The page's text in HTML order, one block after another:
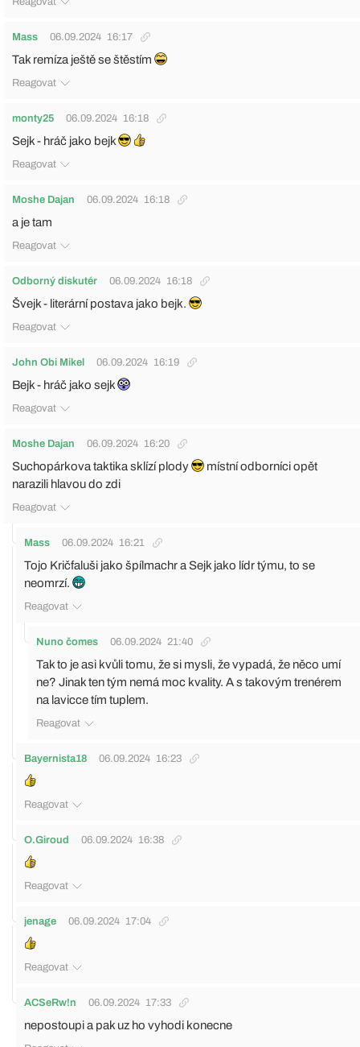
Mass 06.09.2024 16:17
Tak remíza ještě se štěstím
Reagovat
monty25 06.09.2024 16:18
Sejk - hráč jako bejk
Reagovat
Moshe Dajan 06.09.2024 16:18
a je tam
Reagovat
Odborný diskutér 06.09.2024 16:18
Švejk - literární postava jako bejk.
Reagovat
John Obi Mikel 06.09.2024 16:19
Bejk - hráč jako sejk
Reagovat
Moshe Dajan 06.09.2024 16:20
Suchopárkova taktika sklízí plody
místní odborníci opět
narazili hlavou do zdi
Reagovat
Mass 06.09.2024 16:21
Tojo Kričfaluši jako špílmachr a Sejk jako lídr týmu, to se
neomrzí.
Reagovat
Nuno čomes 06.09.2024 21:40
Tak to je asi kvůli tomu, že si mysli, že vypadá, že něco umí
ne? Jinak ten tým nemá moc kvality. A s takovým trenérem
na lavicce tím tuplem.
Reagovat
Bayernista18 06.09.2024 16:23
Reagovat
O.Giroud 06.09.2024 16:38
Reagovat
jenage 06.09.2024 17:04
Reagovat
ACSeRw!n 06.09.2024 17:33
nepostoupi a pak uz ho vyhodi konecne